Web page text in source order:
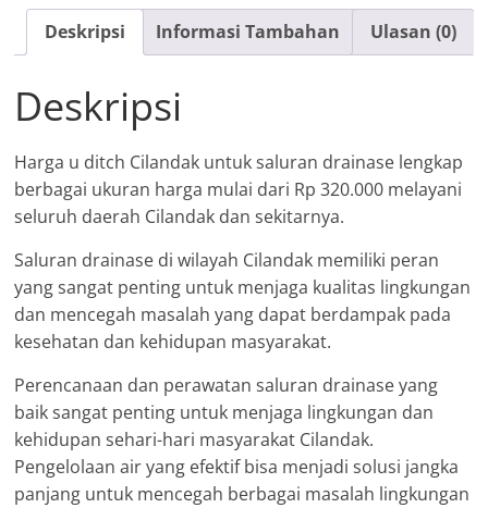
2026Deskripsi Informasi Tambahan Ulasan (0)
Deskripsi
Harga u ditch Cilandak untuk saluran drainase lengkap
berbagai ukuran harga mulai dari Rp 320.000 melayani
seluruh daerah Cilandak dan sekitarnya.
Saluran drainase di wilayah Cilandak memiliki peran
yang sangat penting untuk menjaga kualitas lingkungan
dan mencegah masalah yang dapat berdampak pada
kesehatan dan kehidupan masyarakat.
Perencanaan dan perawatan saluran drainase yang
baik sangat penting untuk menjaga lingkungan dan
kehidupan sehari-hari masyarakat Cilandak.
Pengelolaan air yang efektif bisa menjadi solusi jangka
panjang untuk mencegah berbagai masalah lingkungan